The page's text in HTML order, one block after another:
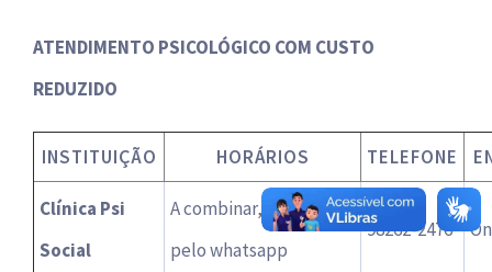
ATENDIMENTO PSICOLÓGICO COM CUSTO
REDUZIDO
INSTITUIÇÃO HORÁRIOS TELEFONE
Clínica Psi
Social
A combinar, agendar
pelo whatsapp
98262-2476